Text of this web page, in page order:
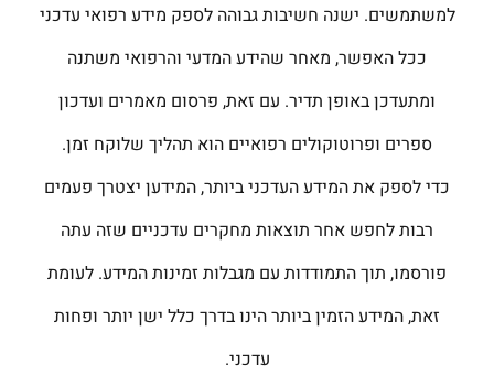
למשתמשים. ישנה חשיבות גבוהה לספק מידע רפואי עדכני
ככל האפשר, מאחר שהידע המדעי והרפואי משתנה
ומתעדכן באופן תדיר. עם זאת, פרסום מאמרים ועדכון
ספרים ופרוטוקולים רפואיים הוא תהליך שלוקח זמן.
כדי לספק את המידע העדכני ביותר, המידען יצטרך פעמים
רבות לחפש אחר תוצאות מחקרים עדכניים שזה עתה
פורסמו, תוך התמודדות עם מגבלות זמינות המידע. לעומת
זאת, המידע הזמין ביותר הינו בדרך כלל ישן יותר ופחות
עדכני.